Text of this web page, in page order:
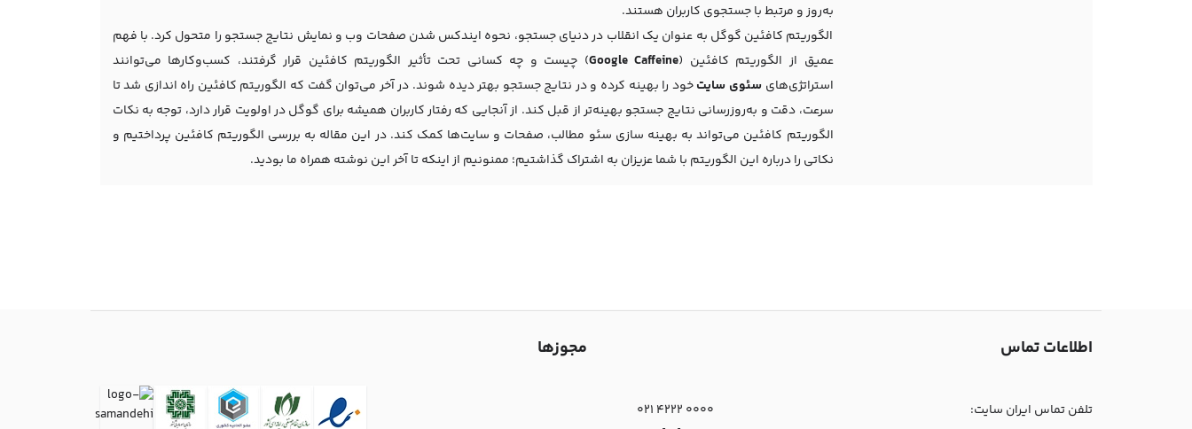
به‌روز و مرتبط با جستجوی کاربران هستند.
الگوریتم کافئین گوگل به عنوان یک انقلاب در دنیای جستجو، نحوه ایندکس شدن صفحات وب و نمایش نتایج جستجو را متحول کرد. با فهم
عمیق از الگوریتم کافئین (Google Caffeine) چیست و چه کسانی تحت تأثیر الگوریتم کافئین قرار گرفتند، کسب‌وکارها می‌توانند
استراتژی‌هایسئوی سایتخود را بهینه کرده و در نتایج جستجو بهتر دیده شوند. در آخر می‌توان گفت که الگوریتم کافئین راه اندازی شد تا
سرعت، دقت و به‌روزرسانی نتایج جستجو بهینه‌تر از قبل کند. از آنجایی که رفتار کاربران همیشه برای گوگل در اولویت قرار دارد، توجه به نکات
الگوریتم کافئین می‌تواند به بهینه سازی سئو مطالب، صفحات و سایت‌ها کمک کند. در این مقاله به بررسی الگوریتم کافئین پرداختیم و
نکاتی را درباره این الگوریتم با شما عزیزان به اشتراک گذاشتیم؛ ممنونیم از اینکه تا آخر این نوشته همراه ما بودید.
اطلاعات تماس
تلفن تماس ایران سایت:
021 4222 0000
مجوزها